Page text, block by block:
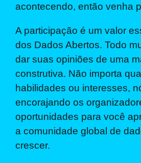
acontecendo, então venha
A participação é um valor
dos Dados Abertos. Todo
dar suas opiniões de uma
construtiva. Não importa
habilidades ou interesses,
encorajando os
oportunidades para você
a comunidade global de
crescer.